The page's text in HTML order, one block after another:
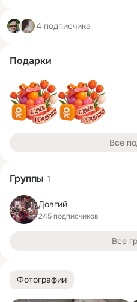
Фотографии
4 подписчика
Подарки
Все
Группы 1
Довгий
245 подписчиков
Все